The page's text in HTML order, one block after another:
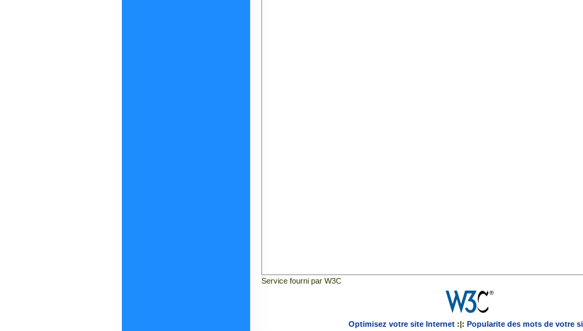
Service fourni par W3C
Optimisez votre site Internet :|: Popularite des mots de votre